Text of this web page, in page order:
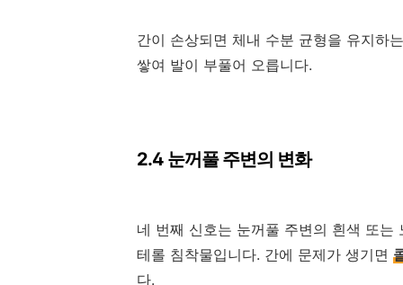
간이 손상되면 체내 수분 균형을 유지하
쌓여 발이 부풀어 오릅니다.
2.4 눈꺼풀 주변의 변화
네 번째 신호는 눈꺼풀 주변의 흰색 또
테롤 침착물입니다. 간에 문제가 생기면
다.